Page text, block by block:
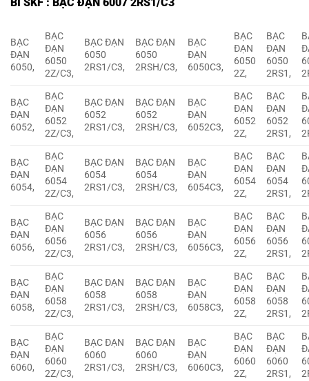
BẠC
ĐẠN
6050,
BẠC
ĐẠN
6050
2Z/C3,
BẠC ĐẠN
6050
2RS1/C3,
BẠC ĐẠN
6050
2RSH/C3,
BẠC
ĐẠN
6050C3,
BẠC
ĐẠN
6050
2Z,
BẠC
ĐẠN
6050
2RS1,
BẠC
ĐẠN
6052,
BẠC
ĐẠN
6052
2Z/C3,
BẠC ĐẠN
6052
2RS1/C3,
BẠC ĐẠN
6052
2RSH/C3,
BẠC
ĐẠN
6052C3,
BẠC
ĐẠN
6052
2Z,
BẠC
ĐẠN
6052
2RS1,
BẠC
ĐẠN
6054,
BẠC
ĐẠN
6054
2Z/C3,
BẠC ĐẠN
6054
2RS1/C3,
BẠC ĐẠN
6054
2RSH/C3,
BẠC
ĐẠN
6054C3,
BẠC
ĐẠN
6054
2Z,
BẠC
ĐẠN
6054
2RS1,
BẠC
ĐẠN
6056,
BẠC
ĐẠN
6056
2Z/C3,
BẠC ĐẠN
6056
2RS1/C3,
BẠC ĐẠN
6056
2RSH/C3,
BẠC
ĐẠN
6056C3,
BẠC
ĐẠN
6056
2Z,
BẠC
ĐẠN
6056
2RS1,
BẠC
ĐẠN
6058,
BẠC
ĐẠN
6058
2Z/C3,
BẠC ĐẠN
6058
2RS1/C3,
BẠC ĐẠN
6058
2RSH/C3,
BẠC
ĐẠN
6058C3,
BẠC
ĐẠN
6058
2Z,
BẠC
ĐẠN
6058
2RS1,
BẠC
ĐẠN
6060,
BẠC
ĐẠN
6060
2Z/C3,
BẠC ĐẠN
6060
2RS1/C3,
BẠC ĐẠN
6060
2RSH/C3,
BẠC
ĐẠN
6060C3,
BẠC
ĐẠN
6060
2Z,
BẠC
ĐẠN
6060
2RS1,